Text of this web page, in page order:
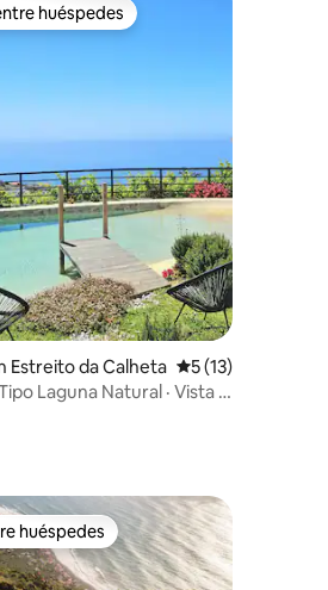
5; 109 evaluaciones
en Favorito entre huéspedes
huéspedes
Estreito da Calheta Calificación
5 (13)
Laguna Natural · Vista al
huéspedes
huéspedes